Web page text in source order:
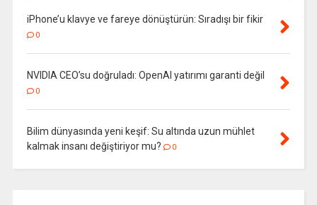
iPhone’u klavye ve fareye dönüştürün: Sıradışı bir fikir
0
NVIDIA CEO’su doğruladı: OpenAI yatırımı garanti değil
0
Bilim dünyasında yeni keşif: Su altında uzun mühlet
kalmak insanı değiştiriyor mu?
0